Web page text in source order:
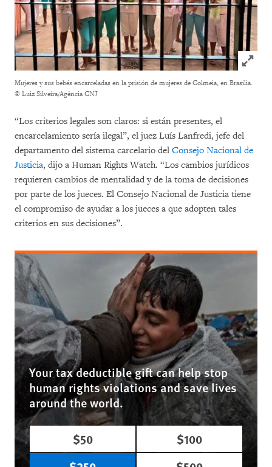
Click to
Mujeres y sus bebés encarceladas en la prisión de mujeres de Colmeia, en Brasilia.
© Luiz Silveira/Agência CNJ
“Los criterios legales son claros: si están presentes, el
encarcelamiento sería ilegal”, el juez Luís Lanfredi, jefe del
departamento del sistema carcelario del Consejo Nacional de
Justicia, dijo a Human Rights Watch. “Los cambios jurídicos
requieren cambios de mentalidad y de la toma de decisiones
por parte de los jueces. El Consejo Nacional de Justicia tiene
el compromiso de ayudar a los jueces a que adopten tales
criterios en sus decisiones”.
Your tax deductible gift can help stop
human rights violations and save lives
around the world.
$50
$100